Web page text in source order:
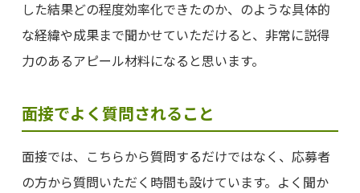
した結果どの程度効率化できたのか、のような具体的
な経緯や成果まで聞かせていただけると、非常に説得
力のあるアピール材料になると思います。
面接でよく質問されること
面接では、こちらから質問するだけではなく、応募者
の方から質問いただく時間も設けています。よく聞か